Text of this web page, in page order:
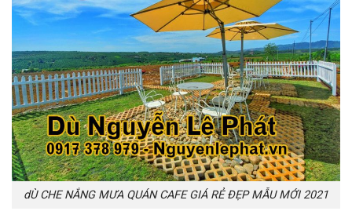
dÙ CHE NẮNG MƯA QUÁN CAFE GIÁ RẺ ĐẸP MẪU MỚI 2021